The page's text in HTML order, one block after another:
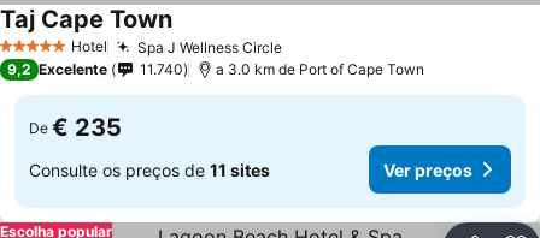
5 Estrelas Hotel Spa J Wellness Circle
Taj Cape Town
9,2 Excelente 11.740 a 3.0 km de Port of Cape Town
De € 235
Consulte os preços de 11 sites Ver preços
Escolha popular